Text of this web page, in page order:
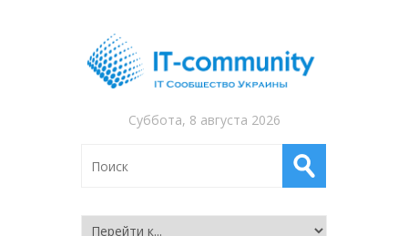
Суббота, 8 августа 2026